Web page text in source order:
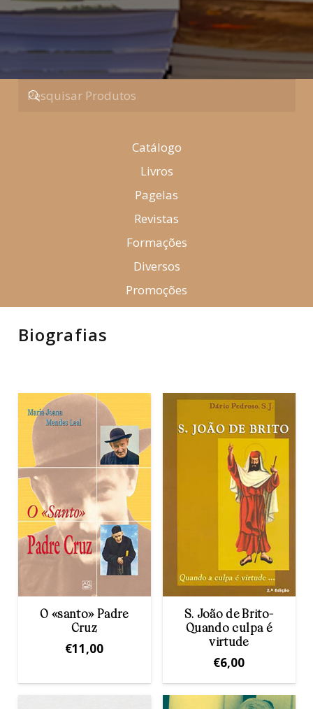
Catálogo
Livros
Pagelas
Revistas
Formações
Diversos
Promoções
Biografias
O «santo» Padre
Cruz
€11,00
S. João de Brito-
Quando culpa é
virtude
€6,00